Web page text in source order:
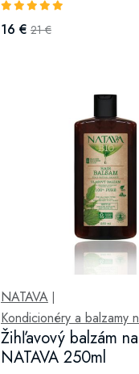
16 € 21 €
NATAVA|
Kondicionéry a balzamy
Žihľavový balzám
NATAVA 250ml